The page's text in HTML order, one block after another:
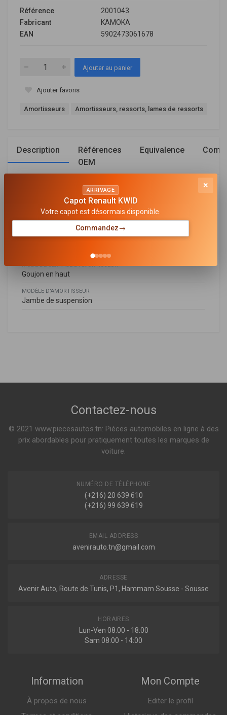
Référence
2001043
Fabricant
KAMOKA
EAN
5902473061678
Ajouter au panier
Ajouter favoris
Amortisseurs Amortisseurs, ressorts, lames de ressorts
Description
Références
OEM
Equivalence
CÔTÉ D'ASSEMBLAGE
Essieu avant
TYPE D'AMORTISSEUR
MODE DE SERRAGE D'AMORTISSEUR
Goujon en haut
MODÈLE D'AMORTISSEUR
Jambe de suspension
Voir plus
ELEKTRA 41ch ( 01-1999 > 01-2005 )
Voir plus
Contactez-nous
© 2021 www.piecesautos.tn: Pièces automobiles en ligne à des
prix abordables pour pratiquement toutes les marques de
voiture.
NUMÉRO DE TÉLÉPHONE
(+216) 20 639 610
(+216) 99 639 619
EMAIL ADDRESS
avenirauto.tn@gmail.com
ADRESSE
Avenir Auto, Route de Tunis, P1, Hammam Sousse - Sousse
HORAIRES
Lun-Ven 08:00 - 18:00
Sam 08:00 - 14:00
Information
À propos de nous
Mon Compte
Editer le profil
×
ARRIVAGE
Capot Renault KWID
Votre capot est désormais disponible.
Commandez→